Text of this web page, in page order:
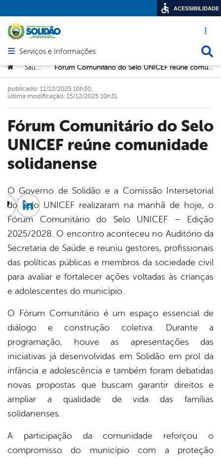
Acesso
Abrir menu principal de navegação
Serviços e Informações
Você está aqui:
> Saúde > Fórum Comunitário do Selo UNICEF reúne comunidade solidanense
Fórum Comunitário do Selo
UNICEF reúne comunidade
solidanense
publicado: 11/12/2025 10h30,
última modificação: 15/12/2025 10h31
O Governo de Solidão e a Comissão Intersetorial
do Selo UNICEF realizaram na manhã de hoje, o
Fórum Comunitário do Selo UNICEF – Edição
2025/2028. O encontro aconteceu no Auditório da
Secretaria de Saúde e reuniu gestores, profissionais
das políticas públicas e membros da sociedade civil
para avaliar e fortalecer ações voltadas às crianças
e adolescentes do município.
O Fórum Comunitário é um espaço essencial de
diálogo e construção coletiva. Durante a
programação, houve as apresentações das
iniciativas já desenvolvidas em Solidão em prol da
infância e adolescência e também foram debatidas
novas propostas que buscam garantir direitos e
ampliar a qualidade de vida das famílias
solidanenses.
A participação da comunidade reforçou o
compromisso do município com a proteção
Twitter
Linkedin
ACESSIBILIDADE